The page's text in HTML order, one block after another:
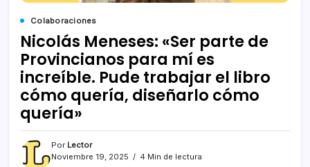
Colaboraciones
Nicolás Meneses: «Ser parte de
Provincianos para mí es
increíble. Pude trabajar el libro
cómo quería, diseñarlo cómo
quería»
Por Lector
Noviembre 19, 2025
4 Min de lectura